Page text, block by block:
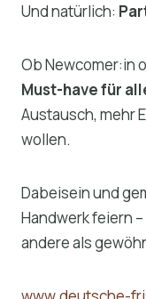
Und natürlich:
Ob Newcomer:in
Must-have für
Austausch, mehr
wollen.
Dabeisein und
Handwerk feiern
andere als